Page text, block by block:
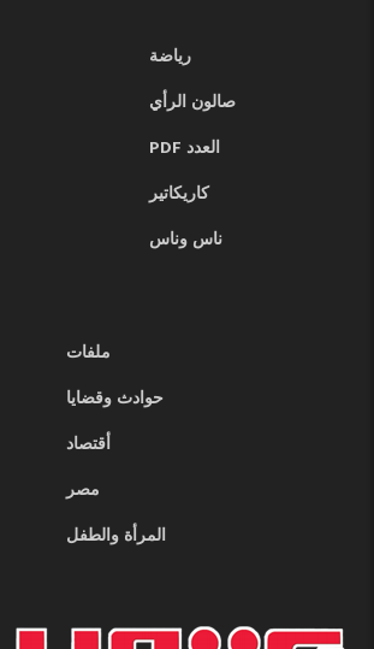
رياضة
صالون الرأي
العدد PDF
كاريكاتير
ناس وناس
ملفات
حوادث وقضايا
أقتصاد
مصر
المرأة والطفل